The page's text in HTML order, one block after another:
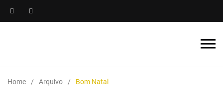
Home Arquivo Bom Natal